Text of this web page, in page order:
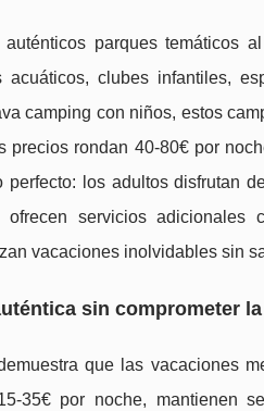
auténticos parques temáticos
clubes infantiles,
camping con niños, estos
precios rondan 40-80€ por
los adultos disfrutan
servicios adicionales
vacaciones inolvidables sin
sin comprometer
que las vacaciones
35€ por noche, mantienen